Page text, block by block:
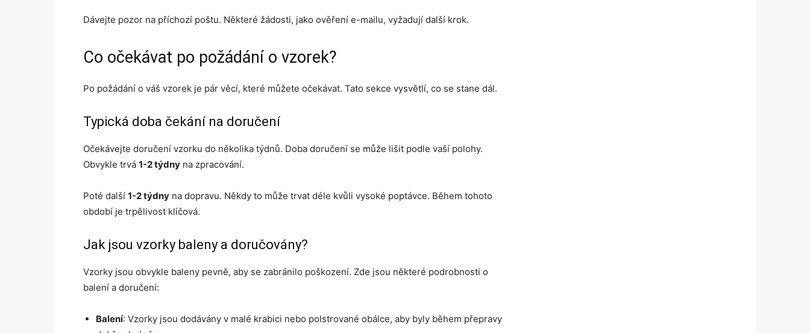
Dávejte pozor na příchozí poštu. Některé žádosti, jako ověření e-mailu, vyžadují další krok.
Co očekávat po požádání o vzorek?
Po požádání o váš vzorek je pár věcí, které můžete očekávat. Tato sekce vysvětlí, co se stane dál.
Typická doba čekání na doručení
Očekávejte doručení vzorku do několika týdnů. Doba doručení se může lišit podle vaší polohy.
Obvykle trvá 1-2 týdny na zpracování.
Poté další 1-2 týdny na dopravu. Někdy to může trvat déle kvůli vysoké poptávce. Během tohoto
období je trpělivost klíčová.
Jak jsou vzorky baleny a doručovány?
Vzorky jsou obvykle baleny pevně, aby se zabránilo poškození. Zde jsou některé podrobnosti o
balení a doručení:
Balení: Vzorky jsou dodávány v malé krabici nebo polstrované obálce, aby byly během přepravy